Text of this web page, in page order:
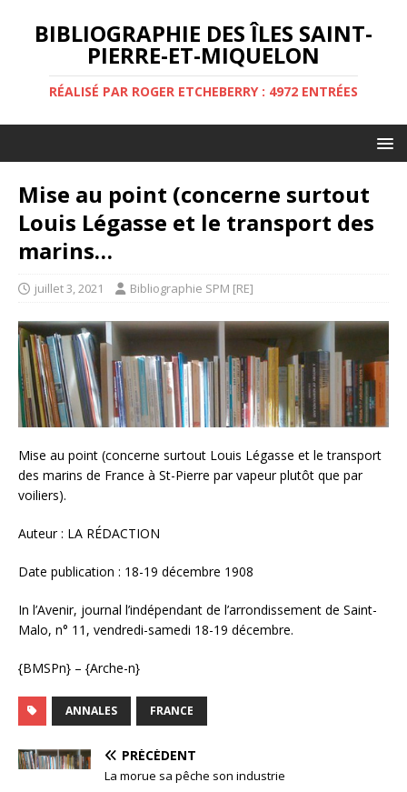
BIBLIOGRAPHIE DES ÎLES SAINT-
PIERRE-ET-MIQUELON
RÉALISÉ PAR ROGER ETCHEBERRY : 4972 ENTRÉES
Mise au point (concerne surtout
Louis Légasse et le transport des
marins…
juillet 3, 2021 Bibliographie SPM [RE]
Mise au point (concerne surtout Louis Légasse et le transport
des marins de France à St-Pierre par vapeur plutôt que par
voiliers).
Auteur : LA RÉDACTION
Date publication : 18-19 décembre 1908
In l’Avenir, journal l’indépendant de l’arrondissement de Saint-
Malo, n° 11, vendredi-samedi 18-19 décembre.
{BMSPn} – {Arche-n}
ANNALES FRANCE
PRÉCÉDENT
La morue sa pêche son industrie